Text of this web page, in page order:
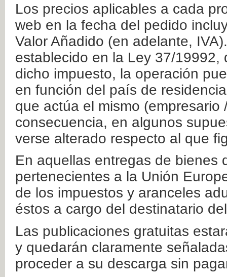
Los precios aplicables a cada
web en la fecha del pedido
Valor Añadido (en adelante,
establecido en la Ley 37/
dicho impuesto, la operación
en función del país de
que actúa el mismo
consecuencia, en algunos
verse alterado respecto al que
En aquellas entregas de bienes
pertenecientes a la Unión
de los impuestos y aranceles
éstos a cargo del destinatario
Las publicaciones gratuitas
y quedarán claramente
proceder a su descarga sin